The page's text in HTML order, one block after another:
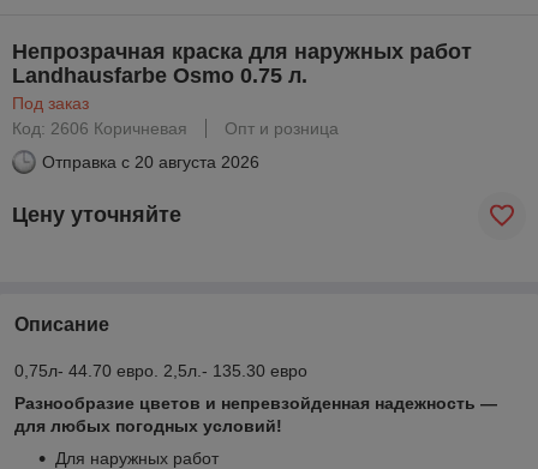
Непрозрачная краска для наружных работ
Landhausfarbe Osmo 0.75 л.
Под заказ
Код: 2606 Коричневая
Опт и розница
Отправка с 20 августа 2026
Цену уточняйте
Описание
0,75л- 44.70 евро. 2,5л.- 135.30 евро
Разнообразие цветов и непревзойденная надежность —
для любых погодных условий!
Для наружных работ